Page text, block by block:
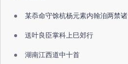
某忝命守馀杭杨元素内翰洎两禁诸公出祖佛寺
送叶良臣掌科上巳郊行
湖南江西道中十首